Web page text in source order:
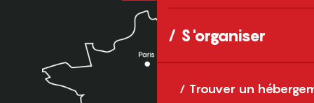
S'organiser
Trouver un